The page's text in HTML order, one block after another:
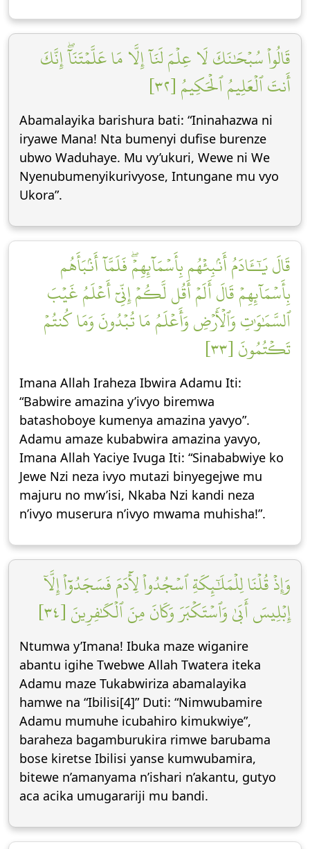
قَالُواْ سُبۡحَٰنَكَ لَا عِلۡمَ لَنَآ إِلَّا مَا عَلَّمۡتَنَآۖ إِنَّكَ
أَنتَ ٱلۡعَلِيمُ ٱلۡحَكِيمُ [٣٢]
Abamalayika barishura bati: “Ininahazwa ni
iryawe Mana! Nta bumenyi dufise burenze
ubwo Waduhaye. Mu vy’ukuri, Wewe ni We
Nyenubumenyikurivyose, Intungane mu vyo
Ukora”.
قَالَ يَٰٓـَٔادَمُ أَنۢبِئۡهُم بِأَسۡمَآئِهِمۡۖ فَلَمَّآ أَنۢبَأَهُم
بِأَسۡمَآئِهِمۡ قَالَ أَلَمۡ أَقُل لَّكُمۡ إِنِّيٓ أَعۡلَمُ غَيۡبَ
ٱلسَّمَٰوَٰتِ وَٱلۡأَرۡضِ وَأَعۡلَمُ مَا تُبۡدُونَ وَمَا كُنتُمۡ
تَكۡتُمُونَ [٣٣]
Imana Allah Iraheza Ibwira Adamu Iti:
“Babwire amazina y’ivyo biremwa
batashoboye kumenya amazina yavyo”.
Adamu amaze kubabwira amazina yavyo,
Imana Allah Yaciye Ivuga Iti: “Sinababwiye ko
Jewe Nzi neza ivyo mutazi binyegejwe mu
majuru no mw’isi, Nkaba Nzi kandi neza
n’ivyo muserura n’ivyo mwama muhisha!”.
وَإِذۡ قُلۡنَا لِلۡمَلَٰٓئِكَةِ ٱسۡجُدُواْ لِأٓدَمَ فَسَجَدُوٓاْ إِلَّآ
إِبۡلِيسَ أَبَىٰ وَٱسۡتَكۡبَرَ وَكَانَ مِنَ ٱلۡكَٰفِرِينَ [٣٤]
Ntumwa y’Imana! Ibuka maze wiganire
abantu igihe Twebwe Allah Twatera iteka
Adamu maze Tukabwiriza abamalayika
hamwe na “Ibilisi[4]” Duti: “Nimwubamire
Adamu mumuhe icubahiro kimukwiye”,
baraheza bagamburukira rimwe barubama
bose kiretse Ibilisi yanse kumwubamira,
bitewe n’amanyama n’ishari n’akantu, gutyo
aca acika umugarariji mu bandi.